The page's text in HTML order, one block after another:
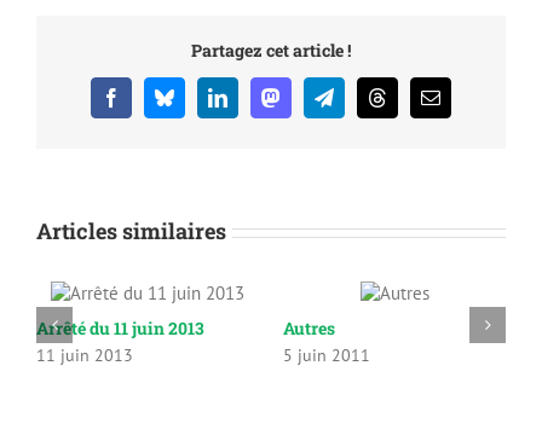
Partagez cet article !
FacebookBlueskyLinkedInMastodonTelegramThreadsEmail
Articles similaires
Arrêté du 11 juin 2013
11 juin 2013
Autres
5 juin 2011